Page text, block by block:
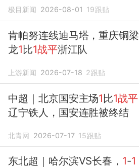
极目新闻 2026-08-01 19跟贴
肯帕努连线迪马塔，重庆铜梁
龙1比1战平浙江队
上游新闻 2026-07-18 2跟贴
中超｜北京国安主场1比1战平
辽宁铁人，国安连胜被终结
北青网 2026-07-17 15跟贴
东北超｜哈尔滨VS长春， 1-1